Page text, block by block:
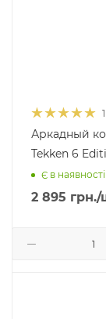
1
Аркадный
Tekken 6
Є в наявності
2 895 грн./